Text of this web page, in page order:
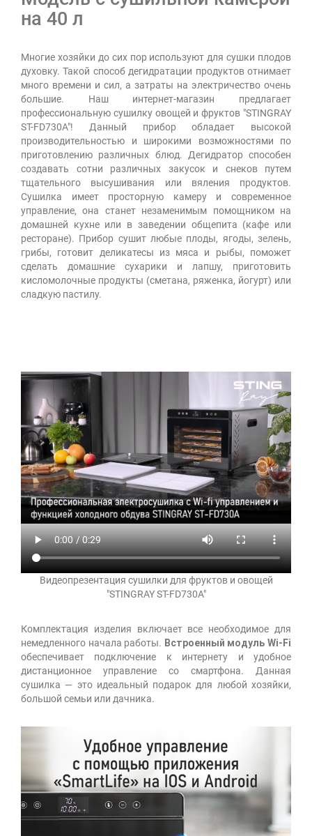
на 40 л
Многие хозяйки до сих пор используют для сушки плодов
духовку. Такой способ дегидратации продуктов отнимает
много времени и сил, а затраты на электричество очень
большие. Наш интернет-магазин предлагает
профессиональную сушилку овощей и фруктов "STINGRAY
ST-FD730A"! Данный прибор обладает высокой
производительностью и широкими возможностями по
приготовлению различных блюд. Дегидратор способен
создавать сотни различных закусок и снеков путем
тщательного высушивания или вяления продуктов.
Сушилка имеет просторную камеру и современное
управление, она станет незаменимым помощником на
домашней кухне или в заведении общепита (кафе или
ресторане). Прибор сушит любые плоды, ягоды, зелень,
грибы, готовит деликатесы из мяса и рыбы, поможет
сделать домашние сухарики и лапшу, приготовить
кисломолочные продукты (сметана, ряженка, йогурт) или
сладкую пастилу.
Видеопрезентация сушилки для фруктов и овощей
"STINGRAY ST-FD730A"
Комплектация изделия включает все необходимое для
немедленного начала работы. Встроенный модуль Wi-Fi
обеспечивает подключение к интернету и удобное
дистанционное управление со смартфона. Данная
сушилка — это идеальный подарок для любой хозяйки,
большой семьи или дачника.